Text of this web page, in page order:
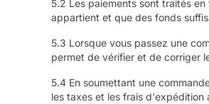
5.2 Les paiements sont traités
appartient et que des fonds
5.3 Lorsque vous passez une
permet de vérifier et de corriger
5.4 En soumettant une
les taxes et les frais d'expédition